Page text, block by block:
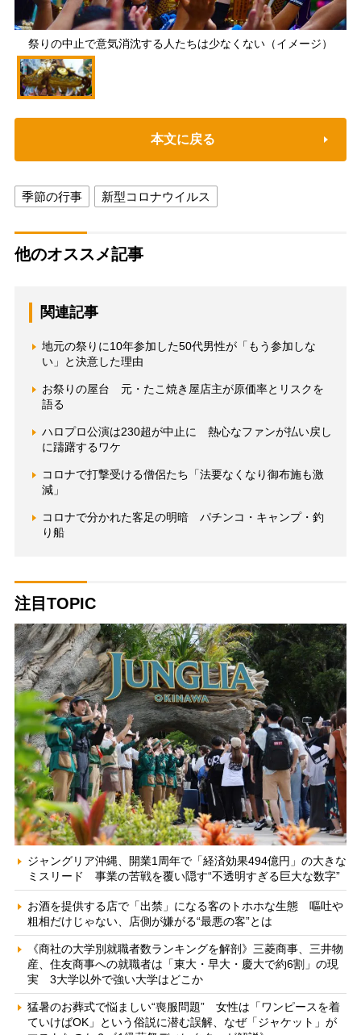
祭りの中止で意気消沈する人たちは少なくない（イメージ）
本文に戻る
季節の行事 新型コロナウイルス
他のオススメ記事
関連記事
地元の祭りに10年参加した50代男性が「もう参加しな
い」と決意した理由
お祭りの屋台 元・たこ焼き屋店主が原価率とリスクを
語る
ハロプロ公演は230超が中止に 熱心なファンが払い戻し
に躊躇するワケ
コロナで打撃受ける僧侶たち「法要なくなり御布施も激
減」
コロナで分かれた客足の明暗 パチンコ・キャンプ・釣
り船
注目TOPIC
ジャングリア沖縄、開業1周年で「経済効果494億円」の大きな
ミスリード 事業の苦戦を覆い隠す“不透明すぎる巨大な数字”
お酒を提供する店で「出禁」になる客のトホホな生態 嘔吐や
粗相だけじゃない、店側が嫌がる“最悪の客”とは
《商社の大学別就職者数ランキングを解剖》三菱商事、三井物
産、住友商事への就職者は「東大・早大・慶大で約6割」の現
実 3大学以外で強い大学はどこか
猛暑のお葬式で悩ましい“喪服問題” 女性は「ワンピースを着
ていけばOK」という俗説に潜む誤解、なぜ「ジャケット」が